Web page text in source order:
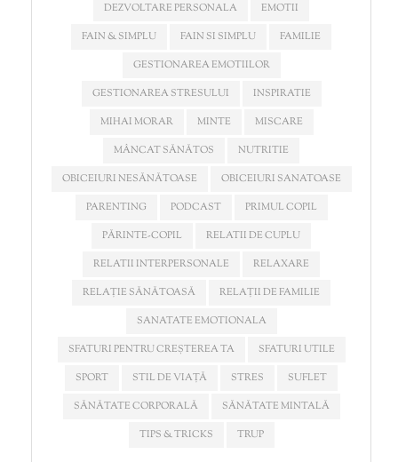
DEZVOLTARE PERSONALA
EMOTII
FAIN & SIMPLU
FAIN SI SIMPLU
FAMILIE
GESTIONAREA EMOTIILOR
GESTIONAREA STRESULUI
INSPIRATIE
MIHAI MORAR
MINTE
MISCARE
MÂNCAT SĂNĂTOS
NUTRITIE
OBICEIURI NESĂNĂTOASE
OBICEIURI SANATOASE
PARENTING
PODCAST
PRIMUL COPIL
PĂRINTE-COPIL
RELATII DE CUPLU
RELATII INTERPERSONALE
RELAXARE
RELAȚIE SĂNĂTOASĂ
RELAȚII DE FAMILIE
SANATATE EMOTIONALA
SFATURI PENTRU CREȘTEREA TA
SFATURI UTILE
SPORT
STIL DE VIAȚĂ STRES
SUFLET
SĂNĂTATE CORPORALĂ
SĂNĂTATE MINTALĂ
TIPS & TRICKS
TRUP